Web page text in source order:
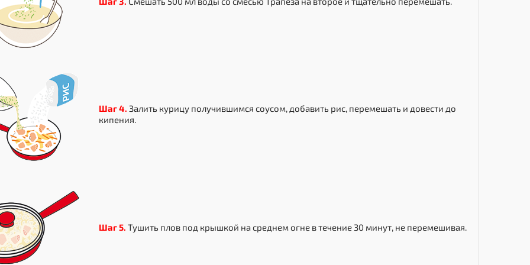
Шаг 4. Залить курицу получившимся соусом, добавить рис, перемешать и довести до
кипения.
Шаг 5. Тушить плов под крышкой на среднем огне в течение 30 минут, не перемешивая.